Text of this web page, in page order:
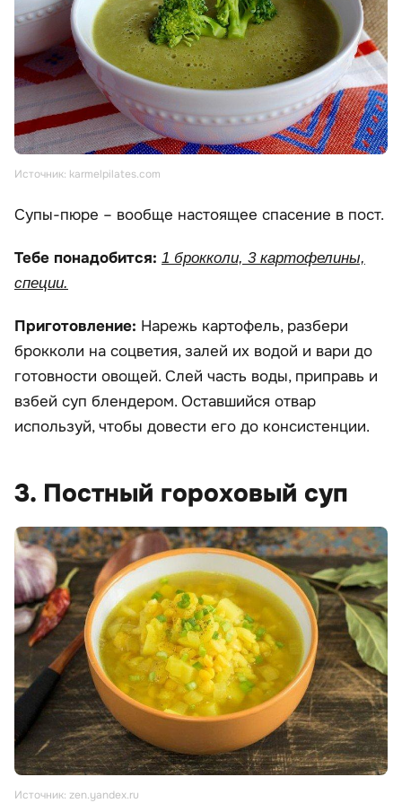
Источник: karmelpilates.com
Супы-пюре – вообще настоящее спасение в пост.
Тебе понадобится: 1 брокколи, 3 картофелины,
специи.
Приготовление: Нарежь картофель, разбери
брокколи на соцветия, залей их водой и вари до
готовности овощей. Слей часть воды, приправь и
взбей суп блендером. Оставшийся отвар
используй, чтобы довести его до консистенции.
3. Постный гороховый суп
Источник: zen.yandex.ru